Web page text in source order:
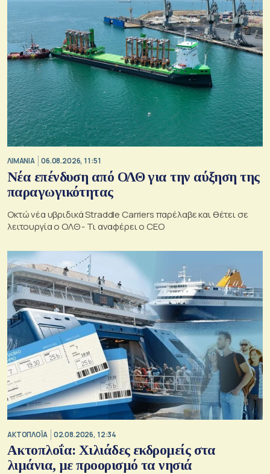
ΛΙΜΑΝΙΑ 06.08.2026, 11:51
Νέα επένδυση από ΟΛΘ για την αύξηση της
παραγωγικότητας
Οκτώ νέα υβριδικά Straddle Carriers παρέλαβε και θέτει σε
λειτουργία ο ΟΛΘ - Τι αναφέρει ο CEO
ΑΚΤΟΠΛΟΪΑ 02.08.2026, 12:34
Ακτοπλοΐα: Χιλιάδες εκδρομείς στα
λιμάνια, με προορισμό τα νησιά